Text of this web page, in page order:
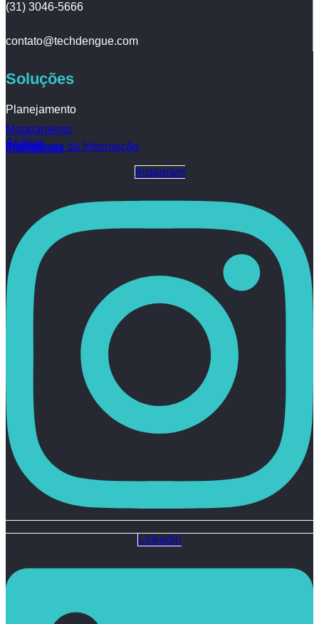
(31) 3046-5666
contato@techdengue.com
Soluções
Planejamento
Mapeamento
Análise
Tratamento
Inteligência da Informação
Instagram
Linkedin